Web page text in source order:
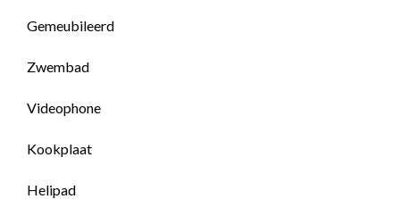
Gemeubileerd
Zwembad
Videophone
Kookplaat
Helipad